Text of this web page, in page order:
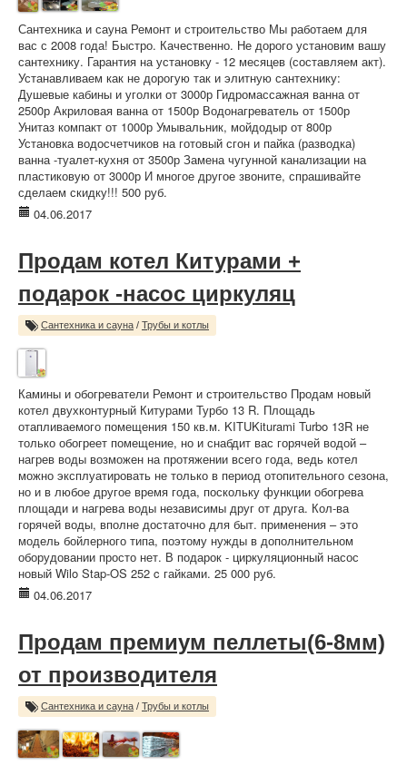
Сантехника и сауна Ремонт и строительство Мы работаем для
вас с 2008 года! Быстро. Качественно. Не дорого установим вашу
сантехнику. Гарантия на установку - 12 месяцев (составляем акт).
Устанавливаем как не дорогую так и элитную сантехнику:
Душевые кабины и уголки от 3000р Гидромассажная ванна от
2500р Акриловая ванна от 1500р Водонагреватель от 1500р
Унитаз компакт от 1000р Умывальник, мойдодыр от 800р
Установка водосчетчиков на готовый сгон и пайка (разводка)
ванна -туалет-кухня от 3500р Замена чугунной канализации на
пластиковую от 3000р И многое другое звоните, спрашивайте
сделаем скидку!!! 500 руб.
04.06.2017
Продам котел Китурами +
подарок -насос циркуляц
Сантехника и сауна / Трубы и котлы
Камины и обогреватели Ремонт и строительство Продам новый
котел двухконтурный Китурами Турбо 13 R. Площадь
отапливаемого помещения 150 кв.м. KITUKiturami Turbo 13R не
только обогреет помещение, но и снабдит вас горячей водой –
нагрев воды возможен на протяжении всего года, ведь котел
можно эксплуатировать не только в период отопительного сезона,
но и в любое другое время года, поскольку функции обогрева
площади и нагрева воды независимы друг от друга. Кол-ва
горячей воды, вполне достаточно для быт. применения – это
модель бойлерного типа, поэтому нужды в дополнительном
оборудовании просто нет. В подарок - циркуляционный насос
новый Wilo Stap-OS 252 c гайками. 25 000 руб.
04.06.2017
Продам премиум пеллеты(6-8мм)
от производителя
Сантехника и сауна / Трубы и котлы